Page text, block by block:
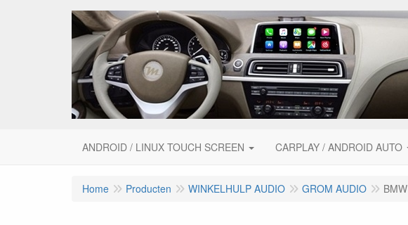
ANDROID / LINUX TOUCH SCREEN CARPLAY / ANDROID AUTO
Home Producten WINKELHULP AUDIO GROM AUDIO BMW